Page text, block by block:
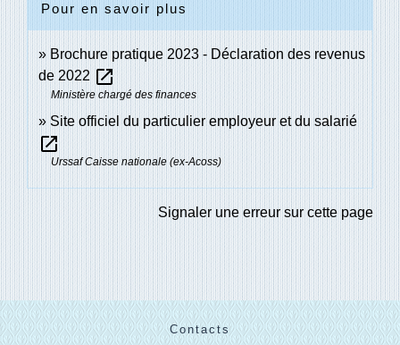
Pour en savoir plus
Brochure pratique 2023 - Déclaration des revenus
de 2022 open_in_new
Ministère chargé des finances
Site officiel du particulier employeur et du salarié
open_in_new
Urssaf Caisse nationale (ex-Acoss)
Signaler une erreur sur cette page
Contacts